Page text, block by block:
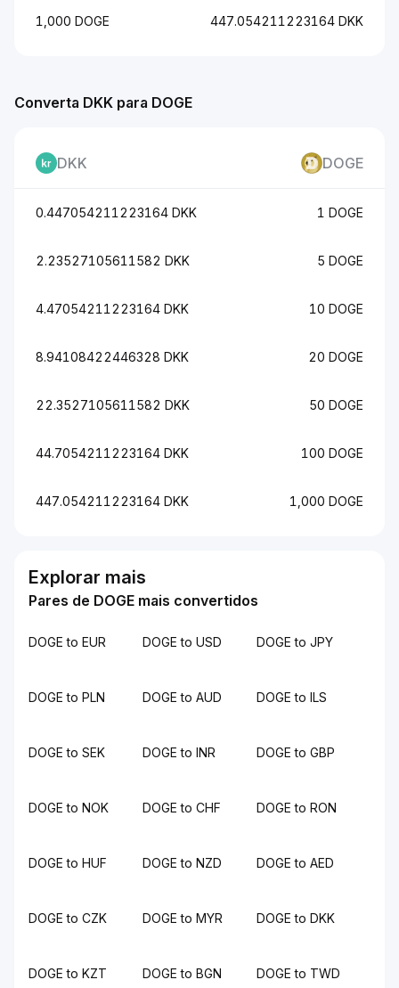
1,000 DOGE 447.054211223164 DKK
Converta DKK para DOGE
DKK DOGE
0.447054211223164 DKK 1 DOGE
2.23527105611582 DKK 5 DOGE
4.47054211223164 DKK 10 DOGE
8.94108422446328 DKK 20 DOGE
22.3527105611582 DKK 50 DOGE
44.7054211223164 DKK 100 DOGE
447.054211223164 DKK 1,000 DOGE
Explorar mais
Pares de DOGE mais convertidos
DOGE to EUR DOGE to USD DOGE to JPY
DOGE to PLN DOGE to AUD DOGE to ILS
DOGE to SEK DOGE to INR DOGE to GBP
DOGE to NOK DOGE to CHF DOGE to RON
DOGE to HUF DOGE to NZD DOGE to AED
DOGE to CZK DOGE to MYR DOGE to DKK
DOGE to KZT DOGE to BGN DOGE to TWD